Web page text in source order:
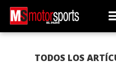
TODOS LOS